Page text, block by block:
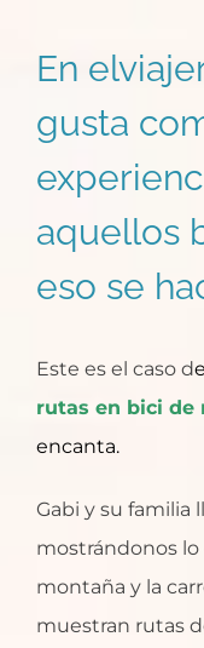
En
gusta
aquellos
eso se
Este es el caso de
rutas en bici de
encanta.
Gabi y su familia
mostrándonos
montaña y la
muestran rutas